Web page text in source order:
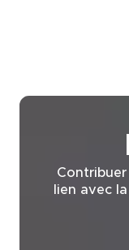
lien avec